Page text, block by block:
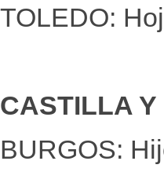
TOLEDO:
CASTILLA Y
BURGOS: